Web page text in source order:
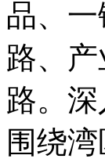
品、
路、
路。
围绕